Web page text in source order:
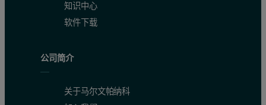
知识中心
软件下载
公司简介
关于马尔文帕纳科